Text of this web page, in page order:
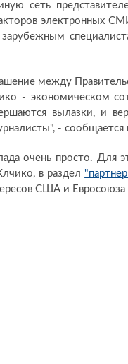
сеть
электронных
между
- экономическом
вылазки, и
- сообщается
очень просто. Для
в раздел
США и